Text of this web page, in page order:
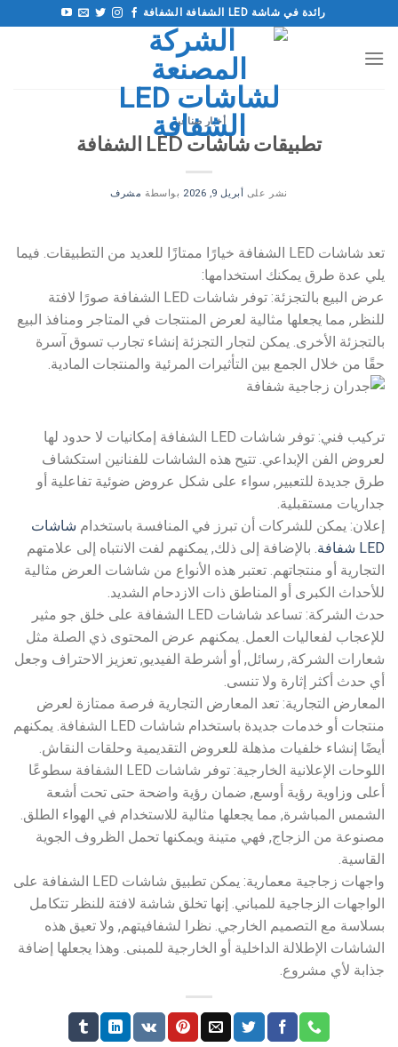
الى
المحتوى
رائدة في شاشة LED الشفافة الشفافة
أخبار صناعية
تطبيقات شاشات LED الشفافة
نشر على أبريل 9, 2026 بواسطة مشرف
تعد شاشات LED الشفافة خيارًا ممتازًا للعديد من التطبيقات. فيما
يلي عدة طرق يمكنك استخدامها:
عرض البيع بالتجزئة: توفر شاشات LED الشفافة صورًا لافتة
للنظر, مما يجعلها مثالية لعرض المنتجات في المتاجر ومنافذ البيع
بالتجزئة الأخرى. يمكن لتجار التجزئة إنشاء تجارب تسوق آسرة
حقًا من خلال الجمع بين التأثيرات المرئية والمنتجات المادية.
تركيب فني: توفر شاشات LED الشفافة إمكانيات لا حدود لها
لعروض الفن الإبداعي. تتيح هذه الشاشات للفنانين استكشاف
طرق جديدة للتعبير, سواء على شكل عروض ضوئية تفاعلية أو
جداريات مستقبلية.
إعلان: يمكن للشركات أن تبرز في المنافسة باستخدام شاشات
LED شفافة
. بالإضافة إلى ذلك, يمكنهم لفت الانتباه إلى علامتهم
التجارية أو منتجاتهم. تعتبر هذه الأنواع من شاشات العرض مثالية
للأحداث الكبرى أو المناطق ذات الازدحام الشديد.
حدث الشركة: تساعد شاشات LED الشفافة على خلق جو مثير
للإعجاب لفعاليات العمل. يمكنهم عرض المحتوى ذي الصلة مثل
شعارات الشركة, رسائل, أو أشرطة الفيديو, تعزيز الاحتراف وجعل
أي حدث أكثر إثارة ولا تنسى.
المعارض التجارية: تعد المعارض التجارية فرصة ممتازة لعرض
منتجات أو خدمات جديدة باستخدام شاشات LED الشفافة. يمكنهم
أيضًا إنشاء خلفيات مذهلة للعروض التقديمية وحلقات النقاش.
اللوحات الإعلانية الخارجية: توفر شاشات LED الشفافة سطوعًا
أعلى وزاوية رؤية أوسع, ضمان رؤية واضحة حتى تحت أشعة
الشمس المباشرة, مما يجعلها مثالية للاستخدام في الهواء الطلق.
مصنوعة من الزجاج, فهي متينة ويمكنها تحمل الظروف الجوية
القاسية.
واجهات زجاجية معمارية: يمكن تطبيق شاشات LED الشفافة على
الواجهات الزجاجية للمباني. إنها تخلق شاشة لافتة للنظر تتكامل
بسلاسة مع التصميم الخارجي. نظرا لشفافيتهم, ولا تعيق هذه
الشاشات الإطلالة الداخلية أو الخارجية للمبنى. وهذا يجعلها إضافة
جذابة لأي مشروع.